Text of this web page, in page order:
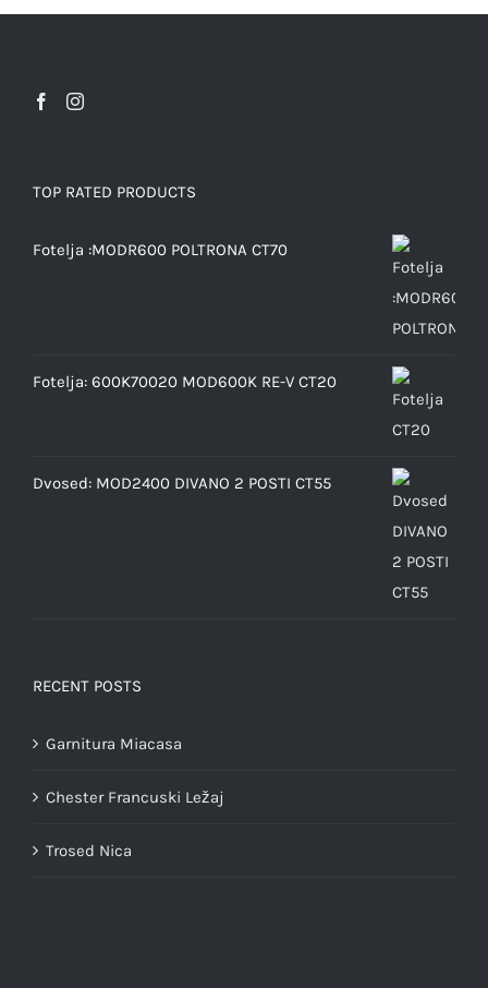
TOP RATED PRODUCTS
Fotelja :MODR600 POLTRONA CT70
Fotelja: 600K70020 MOD600K RE-V CT20
Dvosed: MOD2400 DIVANO 2 POSTI CT55
RECENT POSTS
Garnitura Miacasa
Chester Francuski Ležaj
Trosed Nica